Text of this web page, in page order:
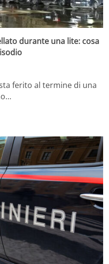
durante una lite: cosa
ferito al termine di una